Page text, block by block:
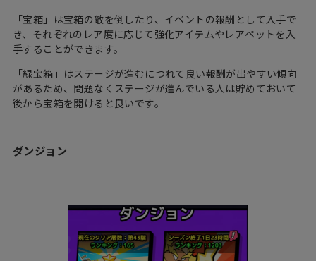
「宝箱」は宝箱の敵を倒したり、イベントの報酬として入手で
き、それぞれのレア度に応じて強化アイテムやレアペットを入
手することができます。
「緑宝箱」はステージが進むにつれて良い報酬が出やすい傾向
があるため、問題なくステージが進んでいる人は貯めておいて
後から宝箱を開けると良いです。
ダンジョン